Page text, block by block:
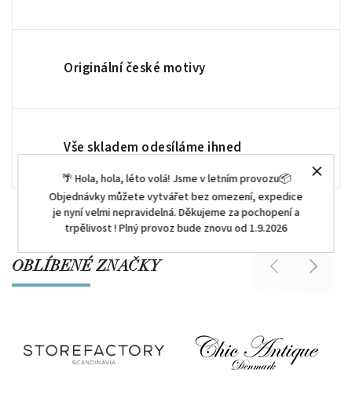
🌴 Hola, hola, léto volá! Jsme v letním provozu📦
Objednávky můžete vytvářet bez omezení, expedice
je nyní velmi nepravidelná. Děkujeme za pochopení a
trpělivost ! Plný provoz bude znovu od 1.9.2026
Originální české motivy
Vše skladem odesíláme ihned
OBLÍBENÉ ZNAČKY Previous Next